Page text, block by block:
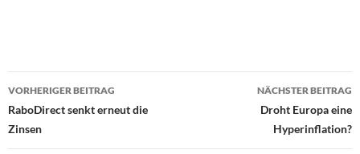
Beitrags-
Navigation
VORHERIGER BEITRAG
RaboDirect senkt erneut die
Zinsen
NÄCHSTER BEITRAG
Droht Europa eine
Hyperinflation?